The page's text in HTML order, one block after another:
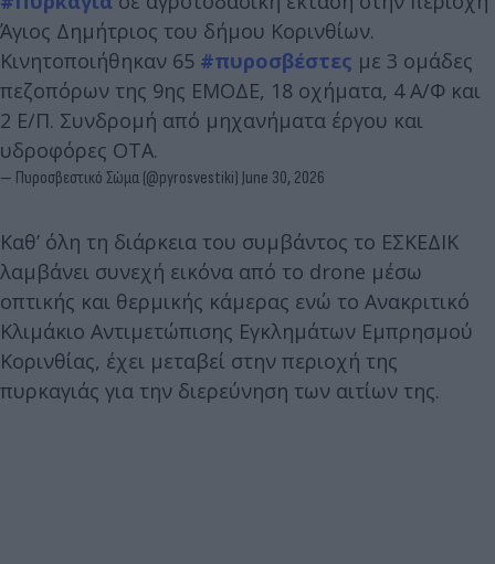
Άγιος Δημήτριος του δήμου Κορινθίων.
Κινητοποιήθηκαν 65 #πυροσβέστες με 3 ομάδες
πεζοπόρων της 9ης ΕΜΟΔΕ, 18 οχήματα, 4 Α/Φ και
2 Ε/Π. Συνδρομή από μηχανήματα έργου και
υδροφόρες ΟΤΑ.
— Πυροσβεστικό Σώμα (@pyrosvestiki) June 30, 2026
Καθ’ όλη τη διάρκεια του συμβάντος το ΕΣΚΕΔΙΚ
λαμβάνει συνεχή εικόνα από το drone μέσω
οπτικής και θερμικής κάμερας ενώ το Ανακριτικό
Κλιμάκιο Αντιμετώπισης Εγκλημάτων Εμπρησμού
Κορινθίας, έχει μεταβεί στην περιοχή της
πυρκαγιάς για την διερεύνηση των αιτίων της.